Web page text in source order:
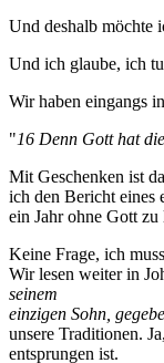
Und deshalb möchte
Und ich glaube, ich
Wir haben eingangs
"16 Denn Gott hat
Mit Geschenken ist
ich den Bericht eines
ein Jahr ohne Gott
Keine Frage, ich
Wir lesen weiter in
seinem
einzigen Sohn,
unsere Traditionen.
entsprungen ist.